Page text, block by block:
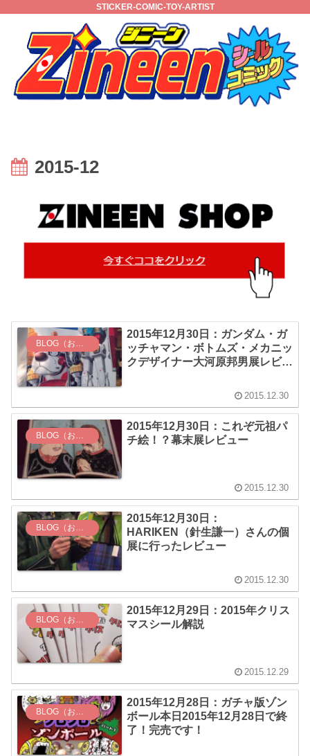
STICKER-COMIC-TOY-ARTIST
2015-12
BLOG（お知らせ）
2015年12月30日：ガンダム・ガ
ッチャマン・ボトムズ・メカニッ
クデザイナー大河原邦男展レビュ
2015.12.30
BLOG（お知らせ）
2015年12月30日：これぞ元祖パ
チ絵！？幕末展レビュー
2015.12.30
BLOG（お知らせ）
2015年12月30日：
HARIKEN（針生謙一）さんの個
展に行ったレビュー
2015.12.30
BLOG（お知らせ）
2015年12月29日：2015年クリス
マスシール解説
2015.12.29
BLOG（お知らせ）
2015年12月28日：ガチャ版ゾン
ボール本日2015年12月28日で終
了！完売です！